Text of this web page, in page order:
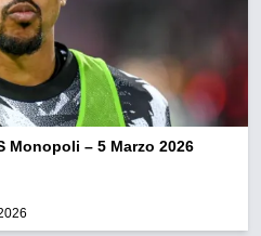
Monopoli – 5 Marzo 2026